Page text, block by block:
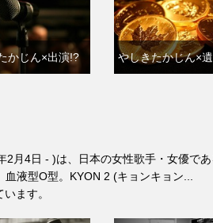
かじん×出演!? やしきたかじん×
2月4日 - )は、日本の女性歌手・女優で
液型O型。KYON 2 (キョンキョン...
ます。